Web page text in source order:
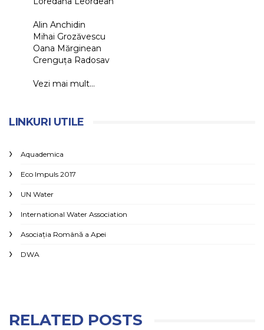
Alin Anchidin
Mihai Grozăvescu
Oana Mărginean
Crenguța Radosav
Vezi mai mult...
LINKURI UTILE
Aquademica
Eco Impuls 2017
UN Water
International Water Association
Asociaţia Română a Apei
DWA
RELATED POSTS